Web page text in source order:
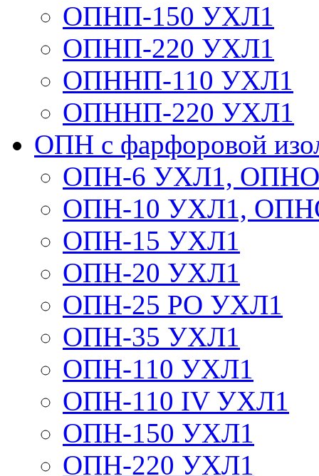
ОПНП-150 УХЛ1
ОПНП-220 УХЛ1
ОПННП-110 УХЛ1
ОПННП-220 УХЛ1
ОПН с фарфоровой
ОПН-6 УХЛ1,
ОПН-10 УХЛ1,
ОПН-15 УХЛ1
ОПН-20 УХЛ1
ОПН-25 РО УХЛ1
ОПН-35 УХЛ1
ОПН-110 УХЛ1
ОПН-110 IV УХЛ1
ОПН-150 УХЛ1
ОПН-220 УХЛ1